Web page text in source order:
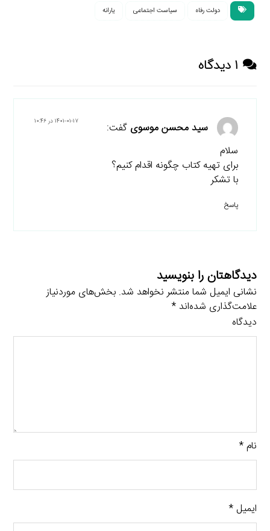
دولت رفاه سیاست اجتماعی یارانه
۱ دیدگاه
سید محسن موسوی گفت: ۱۴۰۱-۰۱-۱۷ در ۱۰:۴۶
سلام
برای تهیه کتاب چگونه اقدام کنیم؟
با تشکر
پاسخ
دیدگاهتان را بنویسید
نشانی ایمیل شما منتشر نخواهد شد. بخش‌های موردنیاز
علامت‌گذاری شده‌اند*
دیدگاه
نام*
ایمیل*